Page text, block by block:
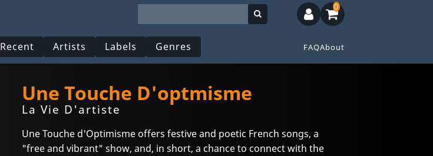
Recent Artists Labels Genres FAQAbout
0
Une Touche D'optmisme
La Vie D'artiste
Une Touche d'Optimisme offers festive and poetic French songs, a
"free and vibrant" show, and, in short, a chance to connect with the